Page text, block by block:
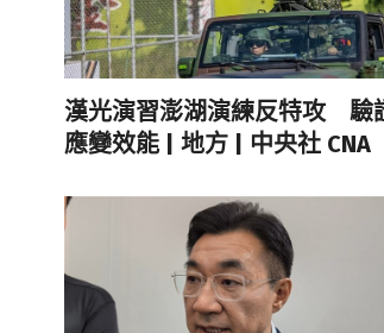
漢光演習澎湖演練反特攻 驗
應變效能 | 地方 | 中央社 CNA